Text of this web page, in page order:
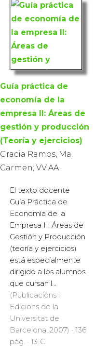
Guía práctica de
economía de la
empresa II: Áreas de
gestión y producción
(Teoría y ejercicios)
Gracia Ramos, Ma.
Carmen; VV.AA.
El texto docente
Guía Práctica de
Economía de la
Empresa II: Áreas de
Gestión y Producción
(teoría y ejercicios)
está especialmente
dirigido a los alumnos
que cursan l...
(Publicacions i
Edicions de la
Universitat de
Barcelona, 2007) · 136
pàg. · 13 €